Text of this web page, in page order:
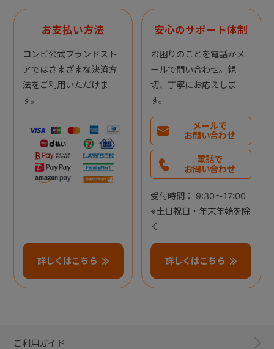
お支払い方法
コンビ公式ブランドスト
アではさまざまな決済方
法をご利用いただけま
す。
詳しくはこちら
安心のサポート体制
お困りのことを電話かメ
ールで問い合わせ。親
切、丁寧にお応えしま
す。
メールで
お問い合わせ
電話で
お問い合わせ
受付時間： 9:30～17:00
※土日祝日・年末年始を除
く
詳しくはこちら
ご利用ガイド